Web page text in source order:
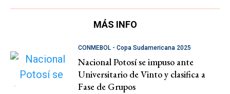
MÁS INFO
CONMEBOL - Copa Sudamericana 2025
Nacional Potosí se impuso ante
Universitario de Vinto y clasifica a
Fase de Grupos